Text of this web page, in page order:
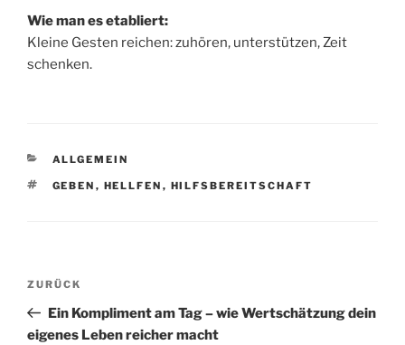
Wie man es etabliert:
Kleine Gesten reichen: zuhören, unterstützen, Zeit
schenken.
KATEGORIEN
ALLGEMEIN
SCHLAGWÖRTER
GEBEN , HELLFEN , HILFSBEREITSCHAFT
Beitragsnavigation
Vorheriger
Beitrag
ZURÜCK
Ein Kompliment am Tag – wie Wertschätzung dein
eigenes Leben reicher macht